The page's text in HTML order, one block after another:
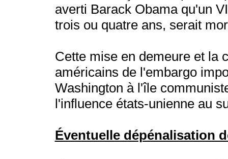
averti Barack Obama qu'un
trois ou quatre ans, serait
Cette mise en demeure et la
américains de l'embargo
Washington à l'île
l'influence états-unienne au
Éventuelle dépénalisation